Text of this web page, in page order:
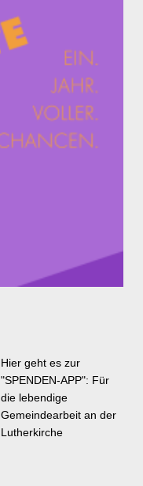
Hier geht es zur
"SPENDEN-APP": Für
die lebendige
Gemeindearbeit an der
Lutherkirche